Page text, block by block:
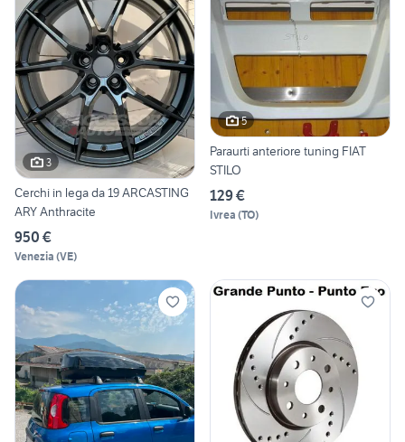
3
Cerchi in lega da 19 ARCASTING
ARY Anthracite
950 €
Venezia (VE)
5
Paraurti anteriore tuning FIAT
STILO
129 €
Ivrea (TO)